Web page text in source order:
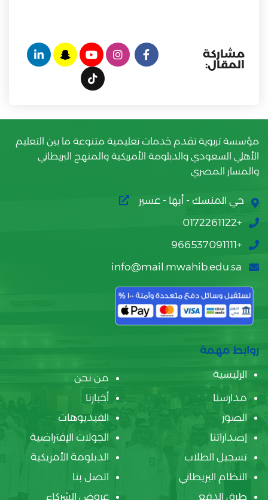
مشاركة
المقال:
مؤسسة تربوية تقدم خدمات تعليمية متنوعة ما بين التعليم
الأهلي السعودي والدبلومة الأمريكية والمنهج البريطاني
والمسار المصري
حي المنسك - أبها - عسير
+0172261122
+966537091111
info@mail.mwahib.edu.sa
روابط مهمة
الرئيسية
من نحن
مدارسنا
أخبارنا
الصور
الفيديوهات
إصداراتنا
الجولات الإفتراضية
تسجيل الطلاب
الدبلومة الأمريكية
النظام البريطاني
اتصل بنا
طرق الدفع
عروض الشركاء